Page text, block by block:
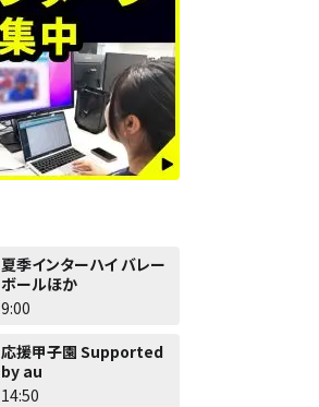
夏季インターハイ バレー
ボールほか
9:00
応援甲子園 Supported
by au
14:50